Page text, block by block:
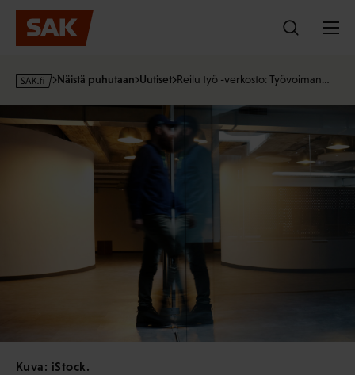
Hyppää
sisältöön
s
Näistä puhutaan Uutiset Reilu työ -verkosto: Työvoiman…
Kuva: iStock.